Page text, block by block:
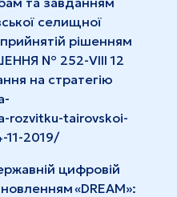
селищної
рішенням
№ 252-VIIІ 12
на стратегію
rozvitku-tairovskoi-
11-2019/
цифровій
«DREAM»: